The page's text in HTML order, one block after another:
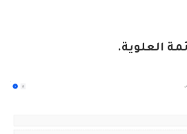
العلوية.